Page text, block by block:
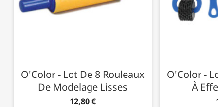
O'Color - Lot De 8 Rouleaux
De Modelage Lisses
12,80 €
O'Color -
À